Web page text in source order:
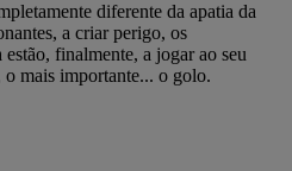
diferente da apatia da
a criar perigo, os
finalmente, a jogar ao seu
mais importante... o golo.